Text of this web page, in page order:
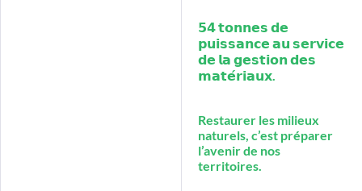
𝟱𝟰 𝘁𝗼𝗻𝗻𝗲𝘀 𝗱𝗲
𝗽𝘂𝗶𝘀𝘀𝗮𝗻𝗰𝗲 𝗮𝘂 𝘀𝗲𝗿𝘃𝗶𝗰𝗲
𝗱𝗲 𝗹𝗮 𝗴𝗲𝘀𝘁𝗶𝗼𝗻 𝗱𝗲𝘀
𝗺𝗮𝘁𝗲́𝗿𝗶𝗮𝘂𝘅.
Restaurer les milieux
naturels, c’est préparer
l’avenir de nos
territoires.